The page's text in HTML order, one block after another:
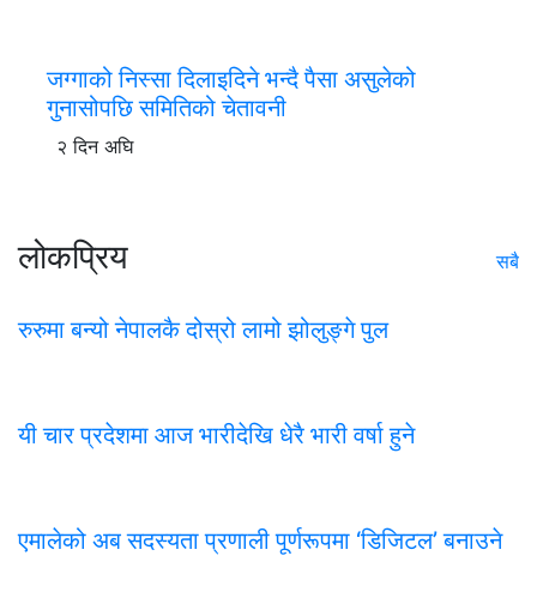
जग्गाको निस्सा दिलाइदिने भन्दै पैसा असुलेको
गुनासोपछि समितिको चेतावनी
२ दिन अघि
लोकप्रिय सबै
रुरुमा बन्यो नेपालकै दोस्रो लामो झोलुङ्गे पुल
यी चार प्रदेशमा आज भारीदेखि धेरै भारी वर्षा हुने
एमालेको अब सदस्यता प्रणाली पूर्णरूपमा ‘डिजिटल’ बनाउने